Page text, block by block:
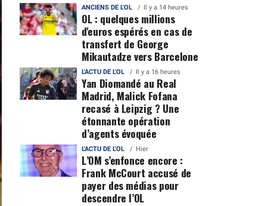
ANCIENS DE L'OL Il y a 14 heures
OL : quelques millions
d'euros espérés en cas de
transfert de George
Mikautadze vers Barcelone
L'ACTU DE L'OL Il y a 16 heures
Yan Diomandé au Real
Madrid, Malick Fofana
recasé à Leipzig ? Une
étonnante opération
d’agents évoquée
L'ACTU DE L'OL Hier
L’OM s’enfonce encore :
Frank McCourt accusé de
payer des médias pour
descendre l’OL